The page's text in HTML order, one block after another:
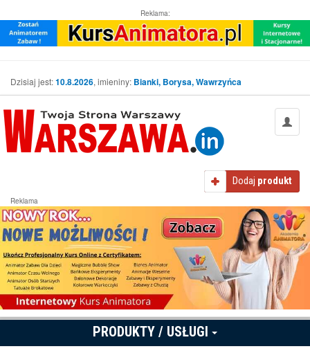
Reklama:
Dzisiaj jest:10.8.2026, imieniny: Bianki, Borysa, Wawrzyńca
Dodaj produkt
Reklama
PRODUKTY / USŁUGI